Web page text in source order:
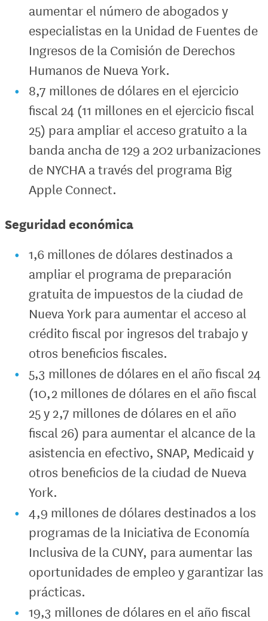
aumentar el número de abogados y
especialistas en la Unidad de Fuentes de
Ingresos de la Comisión de Derechos
Humanos de Nueva York.
8,7 millones de dólares en el ejercicio
fiscal 24 (11 millones en el ejercicio fiscal
25) para ampliar el acceso gratuito a la
banda ancha de 129 a 202 urbanizaciones
de NYCHA a través del programa Big
Apple Connect.
Seguridad económica
1,6 millones de dólares destinados a
ampliar el programa de preparación
gratuita de impuestos de la ciudad de
Nueva York para aumentar el acceso al
crédito fiscal por ingresos del trabajo y
otros beneficios fiscales.
5,3 millones de dólares en el año fiscal 24
(10,2 millones de dólares en el año fiscal
25 y 2,7 millones de dólares en el año
fiscal 26) para aumentar el alcance de la
asistencia en efectivo, SNAP, Medicaid y
otros beneficios de la ciudad de Nueva
York.
4,9 millones de dólares destinados a los
programas de la Iniciativa de Economía
Inclusiva de la CUNY, para aumentar las
oportunidades de empleo y garantizar las
prácticas.
19,3 millones de dólares en el año fiscal